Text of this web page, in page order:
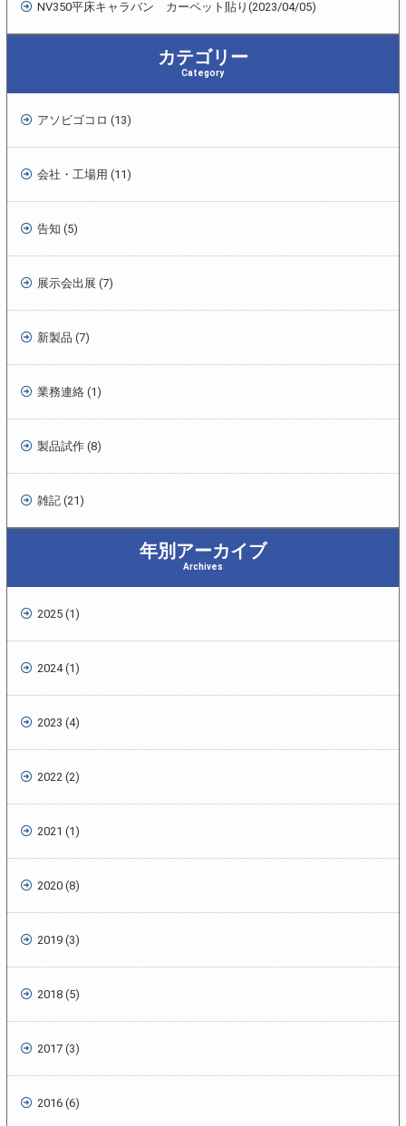
NV350平床キャラバン カーペット貼り (2023/04/05)
カテゴリー
Category
アソビゴコロ (13)
会社・工場用 (11)
告知 (5)
展示会出展 (7)
新製品 (7)
業務連絡 (1)
製品試作 (8)
雑記 (21)
年別アーカイブ
Archives
2025 (1)
2024 (1)
2023 (4)
2022 (2)
2021 (1)
2020 (8)
2019 (3)
2018 (5)
2017 (3)
2016 (6)